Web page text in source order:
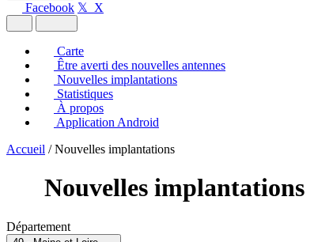
Facebook 𝕏 X
Carte
Être averti des nouvelles antennes
Nouvelles implantations
Statistiques
À propos
Application Android
Accueil / Nouvelles implantations
Nouvelles implantations
Département